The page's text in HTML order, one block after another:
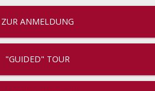
ZUR ANMELDUNG
"GUIDED" TOUR